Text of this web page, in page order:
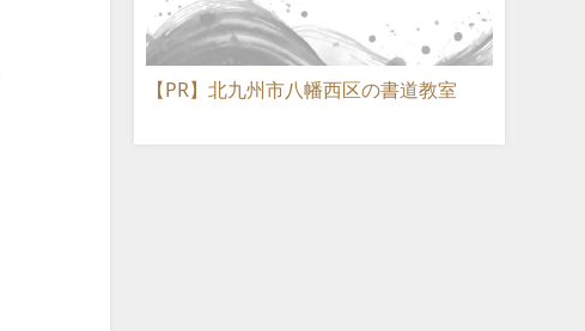
【PR】北九州市八幡西区の書道教室